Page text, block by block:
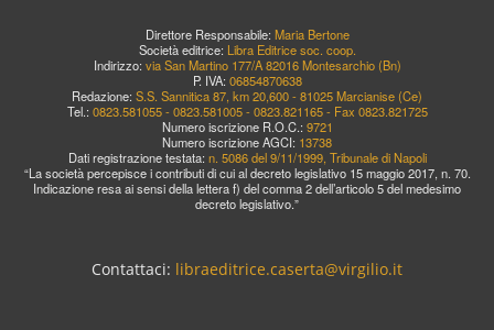
Direttore Responsabile: Maria Bertone
Società editrice: Libra Editrice soc. coop.
Indirizzo: via San Martino 177/A 82016 Montesarchio (Bn)
P. IVA: 06854870638
Redazione: S.S. Sannitica 87, km 20,600 - 81025 Marcianise (Ce)
Tel.: 0823.581055 - 0823.581005 - 0823.821165 - Fax 0823.821725
Numero iscrizione R.O.C.: 9721
Numero iscrizione AGCI: 13738
Dati registrazione testata: n. 5086 del 9/11/1999, Tribunale di Napoli
“La società percepisce i contributi di cui al decreto legislativo 15 maggio 2017, n. 70.
Indicazione resa ai sensi della lettera f) del comma 2 dell’articolo 5 del medesimo
decreto legislativo.”
Contattaci: libraeditrice.caserta@virgilio.it